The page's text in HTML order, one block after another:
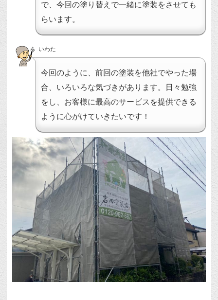
で、今回の塗り替えで一緒に塗装をさせても
らいます。
いわた
今回のように、前回の塗装を他社でやった場
合、いろいろな気づきがあります。日々勉強
をし、お客様に最高のサービスを提供できる
ように心がけていきたいです！